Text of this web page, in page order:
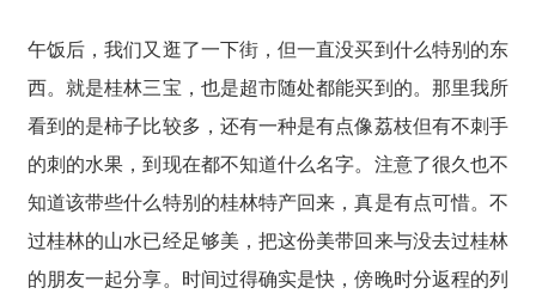
午饭后，我们又逛了一下街，但一直没买到什么特别的东
西。就是桂林三宝，也是超市随处都能买到的。那里我所
看到的是柿子比较多，还有一种是有点像荔枝但有不刺手
的刺的水果，到现在都不知道什么名字。注意了很久也不
知道该带些什么特别的桂林特产回来，真是有点可惜。不
过桂林的山水已经足够美，把这份美带回来与没去过桂林
的朋友一起分享。时间过得确实是快，傍晚时分返程的列